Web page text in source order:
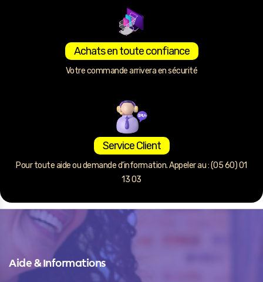
Achats en toute confiance
Votre commande arrivera en sécurité
Service Client
Pour toute aide ou demande d’information. Appeler au : (05 60) 01
13 03
Aide & Informations